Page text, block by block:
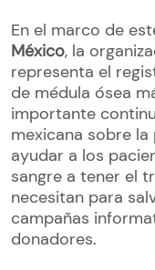
En el marco de
México, la
representa el
de médula ósea
importante
mexicana sobre
ayudar a los
sangre a tener el
necesitan para
campañas
donadores.